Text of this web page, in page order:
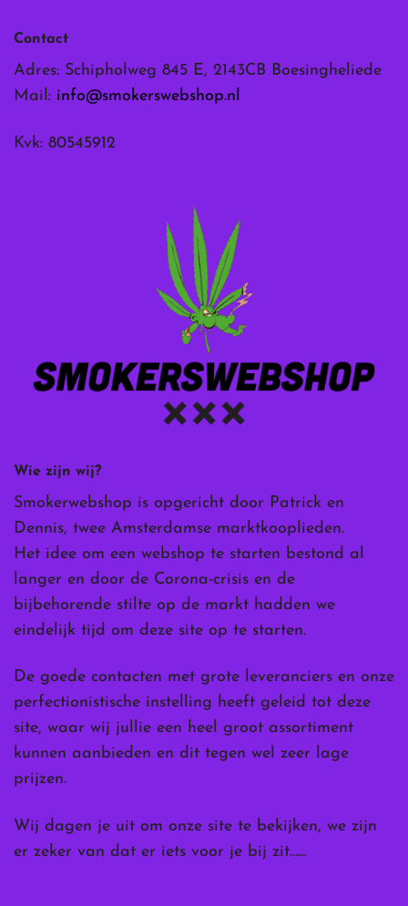
Wie zijn wij?
Smokerwebshop is opgericht door Patrick en
Dennis, twee Amsterdamse marktkooplieden.
Het idee om een webshop te starten bestond al
langer en door de Corona-crisis en de
bijbehorende stilte op de markt hadden we
eindelijk tijd om deze site op te starten.
De goede contacten met grote leveranciers en onze
perfectionistische instelling heeft geleid tot deze
site, waar wij jullie een heel groot assortiment
kunnen aanbieden en dit tegen wel zeer lage
prijzen.
Wij dagen je uit om onze site te bekijken, we zijn
er zeker van dat er iets voor je bij zit……
Contact
Adres: Schipholweg 845 E, 2143CB Boesingheliede
Mail: info@smokerswebshop.nl
Kvk: 80545912